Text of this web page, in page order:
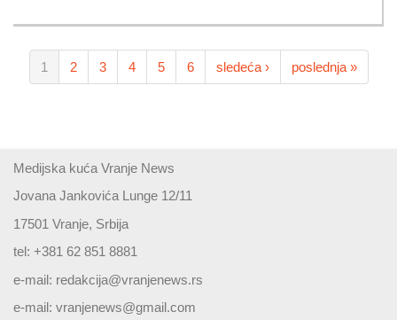
1 2 3 4 5 6 sledeća › poslednja »
Medijska kuća Vranje News
Jovana Jankovića Lunge 12/11
17501 Vranje, Srbija
tel: +381 62 851 8881
e-mail: redakcija@vranjenews.rs
e-mail: vranjenews@gmail.com